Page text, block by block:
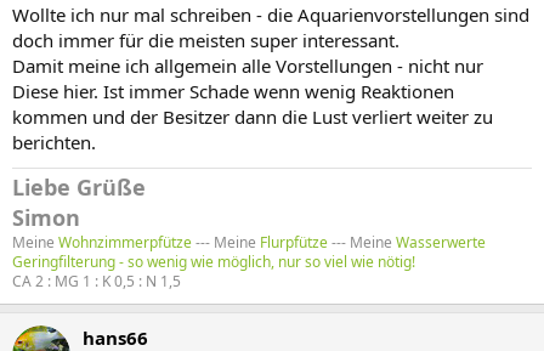
Wollte ich nur mal schreiben - die Aquarienvorstellungen sind
doch immer für die meisten super interessant.
Damit meine ich allgemein alle Vorstellungen - nicht nur
Diese hier. Ist immer Schade wenn wenig Reaktionen
kommen und der Besitzer dann die Lust verliert weiter zu
berichten.
Liebe Grüße
Simon
Meine Wohnzimmerpfütze--- Meine Flurpfütze--- Meine Wasserwerte
Geringfilterung - so wenig wie möglich, nur so viel wie nötig!
CA 2 : MG 1 : K 0,5 : N 1,5
hans66